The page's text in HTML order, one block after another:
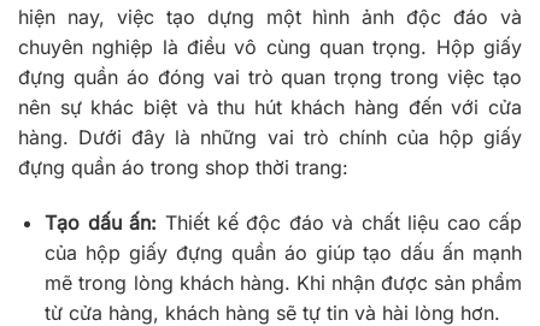
hiện nay, việc tạo dựng một hình ảnh độc đáo và
chuyên nghiệp là điều vô cùng quan trọng. Hộp giấy
đựng quần áo đóng vai trò quan trọng trong việc tạo
nên sự khác biệt và thu hút khách hàng đến với cửa
hàng. Dưới đây là những vai trò chính của hộp giấy
đựng quần áo trong shop thời trang:
Tạo dấu ấn: Thiết kế độc đáo và chất liệu cao cấp
của hộp giấy đựng quần áo giúp tạo dấu ấn mạnh
mẽ trong lòng khách hàng. Khi nhận được sản phẩm
từ cửa hàng, khách hàng sẽ tự tin và hài lòng hơn.